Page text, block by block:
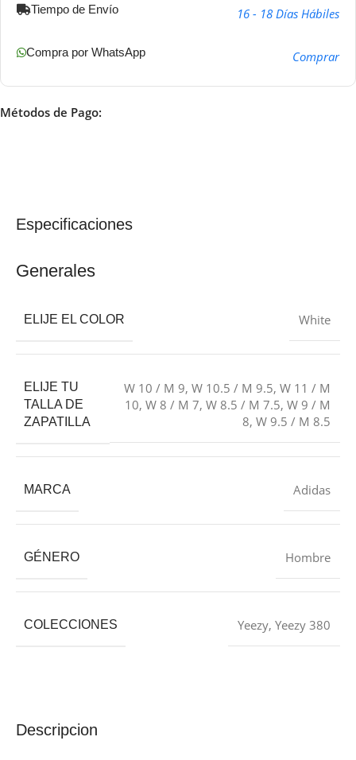
Tiempo de Envío 16 - 18 Días Hábiles
Compra por WhatsApp Comprar
Métodos de Pago:
Descripcion
Especificaciones
Generales
ELIJE EL COLOR White
ELIJE TU
TALLA DE
ZAPATILLA
W 10 / M 9, W 10.5 / M 9.5, W 11 / M
10, W 8 / M 7, W 8.5 / M 7.5, W 9 / M
8, W 9.5 / M 8.5
MARCA Adidas
GÉNERO Hombre
COLECCIONES Yeezy, Yeezy 380